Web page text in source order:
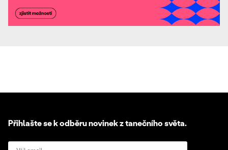
Přihlašte se k odběru novinek z tanečního světa.